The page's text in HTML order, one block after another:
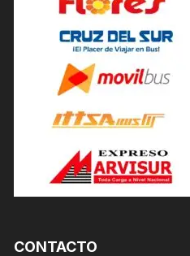
CONTACTO